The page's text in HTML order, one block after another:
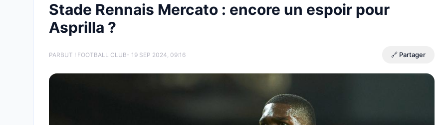
Stade Rennais Mercato : encore un espoir pour
Asprilla ?
PARBUT ! FOOTBALL CLUB- 19 SEP 2024, 09:16 🔗 Partager